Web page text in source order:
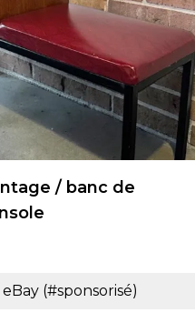
/ banc de
(#sponsorisé)